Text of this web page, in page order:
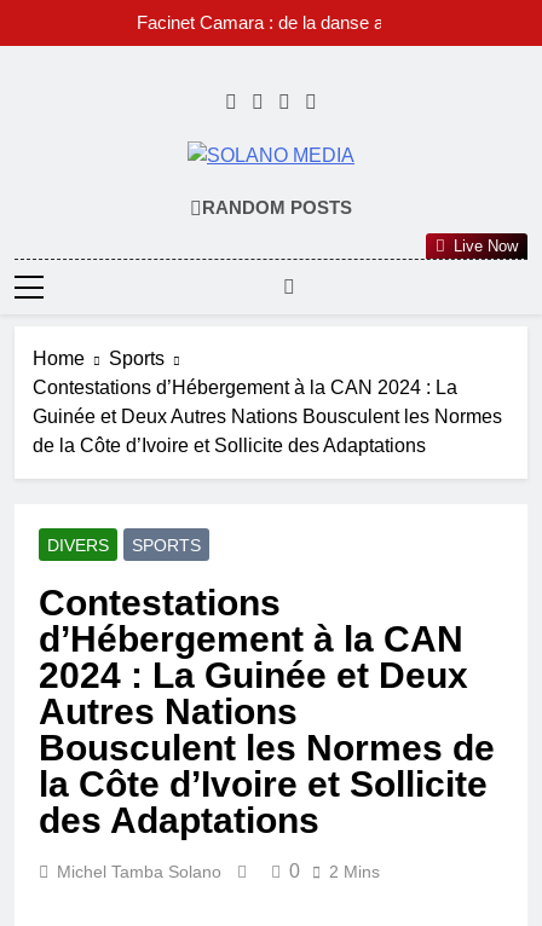
to
Facinet Camara : de la danse au rap,
l’histoire d’une passion devenue identité
SOLANO
MEDIA
RANDOM POSTS
Live Now
Home
Sports
Contestations d’Hébergement à la CAN 2024 : La
Guinée et Deux Autres Nations Bousculent les Normes
de la Côte d’Ivoire et Sollicite des Adaptations
DIVERS SPORTS
Contestations
d’Hébergement à la CAN
2024 : La Guinée et Deux
Autres Nations
Bousculent les Normes de
la Côte d’Ivoire et Sollicite
des Adaptations
Michel Tamba Solano 0 2 Mins